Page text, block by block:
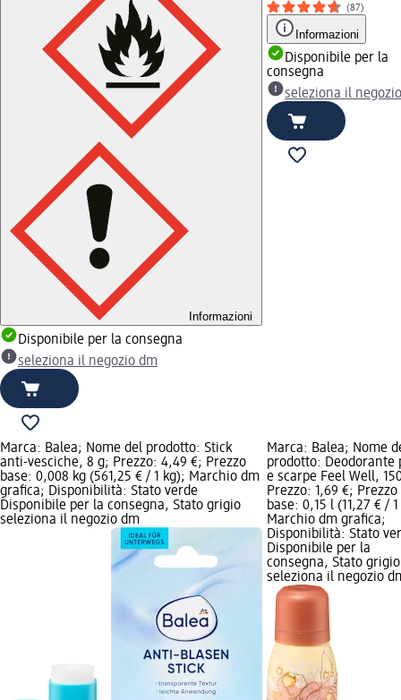
Informazioni
Disponibile per la consegna
seleziona il negozio dm
(87)
Informazioni
Disponibile per la
consegna
seleziona il
Marca: Balea; Nome del prodotto: Stick
anti-vesciche, 8 g; Prezzo: 4,49 €; Prezzo
base: 0,008 kg (561,25 € / 1 kg); Marchio dm
grafica; Disponibilità: Stato verde
Disponibile per la consegna, Stato grigio
seleziona il negozio dm
Marca: Balea; Nome
prodotto: Deodorante
e scarpe Feel Well,
Prezzo: 1,69 €; Prezzo
base: 0,15 l (11,27 € /
Marchio dm grafica;
Disponibilità: Stato
Disponibile per la
consegna, Stato grigio
seleziona il negozio